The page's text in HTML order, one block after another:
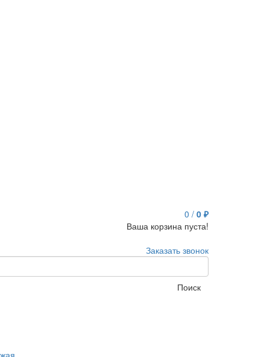
0 / 0 ₽
Ваша корзина пуста!
Заказать звонок
Поиск